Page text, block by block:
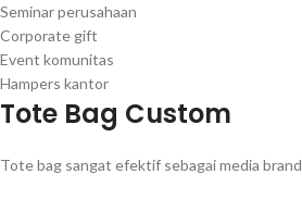
Seminar perusahaan
Corporate gift
Event komunitas
Hampers kantor
Tote Bag Custom
Tote bag sangat efektif sebagai media